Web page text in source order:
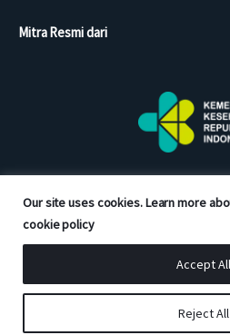
Our site uses cookies. Learn more
cookie policy
Reject All
Accept All
Mitra Resmi dari
Copyright © 2026 Good Doctor. All